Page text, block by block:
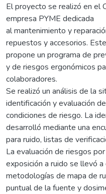
El proyecto se realizó en el
empresa PYME dedicada
al mantenimiento y
repuestos y accesorios.
propone un programa de
y de riesgos ergonómicos
colaboradores.
Se realizó un análisis de la
identificación y evaluación de
condiciones de riesgo. La
desarrolló mediante una
para ruido, listas de
La evaluación de riesgos por
exposición a ruido se llevó
metodologías de mapa de
puntual de la fuente y